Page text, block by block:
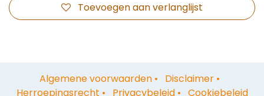
Toevoegen aan verlanglijst
Algemene voorwaarden • Disclaimer •
Herroepingsrecht • Privacybeleid • Cookiebeleid